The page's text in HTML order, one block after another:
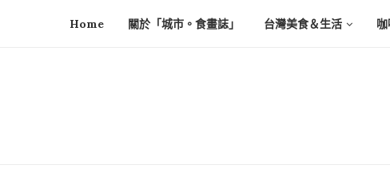
Home 關於「城市。食畫誌」 台灣美食＆生活